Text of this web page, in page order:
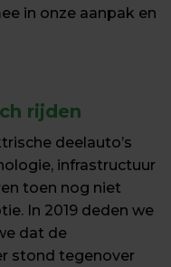
in onze aanpak en
rijden
deelauto’s
infrastructuur
toen nog niet
In 2019 deden we
dat de
stond tegenover